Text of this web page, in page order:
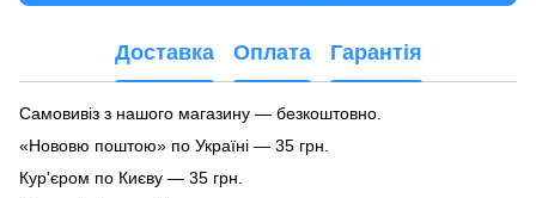
Доставка Оплата Гарантія
Самовивіз з нашого магазину — безкоштовно.
«Нововю поштою» по Україні — 35 грн.
Кур'єром по Києву — 35 грн.